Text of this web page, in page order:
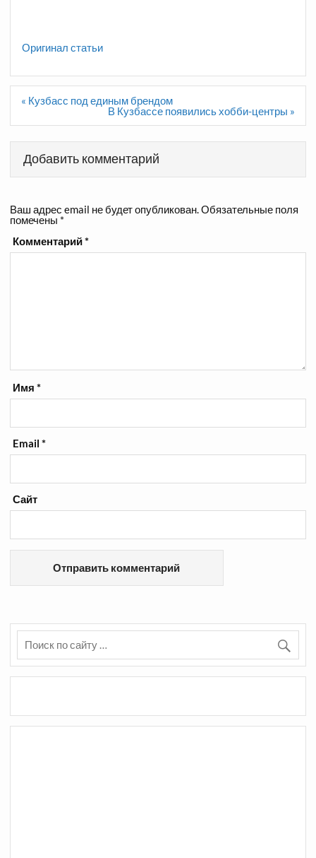
Оригинал статьи
Навигация
« Кузбасс под единым брендом
В Кузбассе появились хобби-центры »
Добавить комментарий
Ваш адрес email не будет опубликован.Обязательные поля
помечены *
Комментарий*
Имя*
Email*
Сайт